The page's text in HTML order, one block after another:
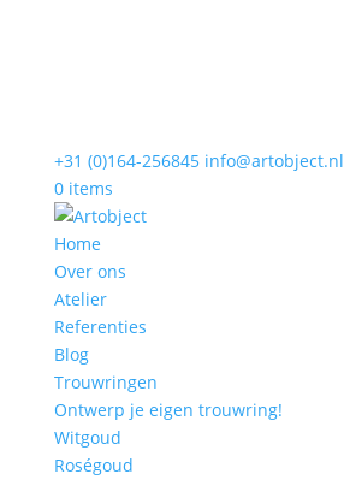
+31 (0)164-256845 info@artobject.nl
0 items
Home
Over ons
Atelier
Referenties
Blog
Trouwringen
Ontwerp je eigen trouwring!
Witgoud
Roségoud